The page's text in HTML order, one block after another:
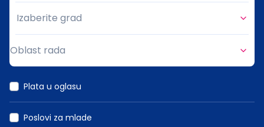
Grad
Izaberite grad
Oblast rada
Plata u oglasu
Poslovi za mlade